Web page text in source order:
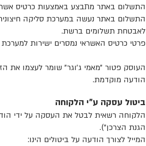
התשלום באתר מתבצע באמצעות כרטיס
לאבטחת תשלומים ברשת.
פרטי כרטיס האשראי נמסרים ישירות
העוסק פטור "מאמי ג׳וגר" שומר לעצמו את
הודעה מוקדמת.
ביטול עסקה ע"י הלקוחה
הגנת הצרכן").
המייל לצורך הודעה על ביטולים הינו: